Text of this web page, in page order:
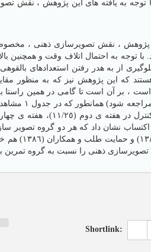
توجه به یافته های این پژوهش ، نقش
پژوهش ، نقش تصویرسازی ذهنی ،
توجه به احتمال اتلاف وقت و همچنین
از به هدر رفتن استعدادهای
که این پژوهش نیز که به منظور
است ، بر آن است تا گامی در همین
آزمون
نشان داد که هر دو گروه تصویر
Shortlink: